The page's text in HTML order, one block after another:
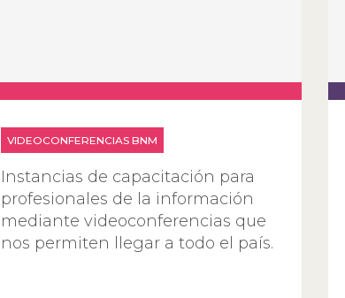
VIDEOCONFERENCIAS BNM
Instancias de capacitación para
profesionales de la información
mediante videoconferencias que
nos permiten llegar a todo el país.